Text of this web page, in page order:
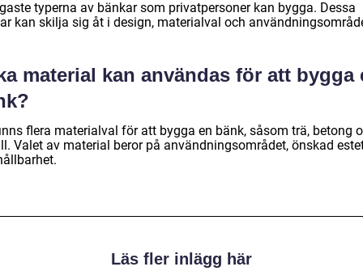
typerna av bänkar som privatpersoner kan bygga. Dessa
kan skilja sig åt i design, materialval och
material kan användas för att bygga
flera materialval för att bygga en bänk, såsom trä, betong
Valet av material beror på användningsområdet, önskad
Läs fler inlägg här